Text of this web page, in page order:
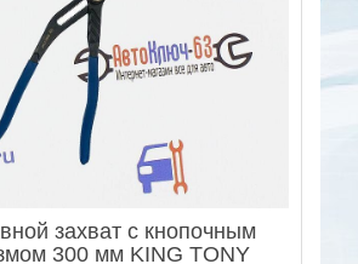
захват с кнопочным
300 мм KING TONY